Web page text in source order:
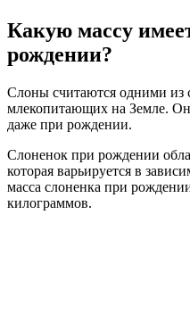
Какую массу
рождении?
Слоны считаются одними
млекопитающих на Земле.
даже при рождении.
Слоненок при рождении
которая варьируется в
масса слоненка при
килограммов.